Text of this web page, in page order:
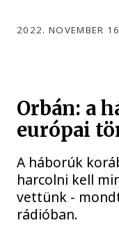
2022. NOVEMBER
Orbán: a
európai
A háborúk
harcolni kell
vettünk -
rádióban.